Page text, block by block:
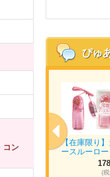
コン
ぴゅ
スウォッシ
ー ペパ…
【在庫限り
ースルーロ
(